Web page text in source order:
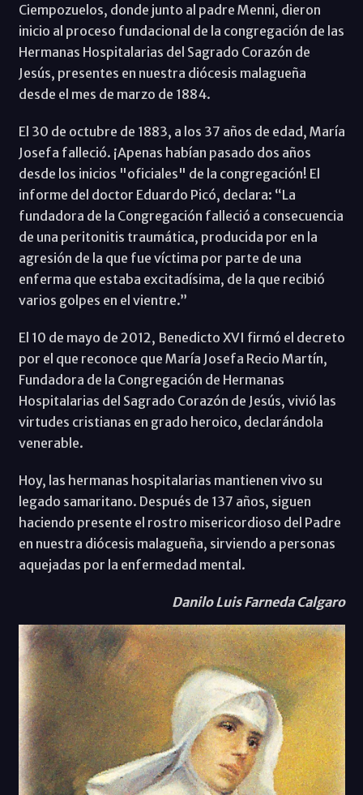
Ciempozuelos, donde junto al padre Menni, dieron
inicio al proceso fundacional de la congregación de las
Hermanas Hospitalarias del Sagrado Corazón de
Jesús, presentes en nuestra diócesis malagueña
desde el mes de marzo de 1884.
El 30 de octubre de 1883, a los 37 años de edad, María
Josefa falleció. ¡Apenas habían pasado dos años
desde los inicios "oficiales" de la congregación! El
informe del doctor Eduardo Picó, declara: “La
fundadora de la Congregación falleció a consecuencia
de una peritonitis traumática, producida por en la
agresión de la que fue víctima por parte de una
enferma que estaba excitadísima, de la que recibió
varios golpes en el vientre.”
El 10 de mayo de 2012, Benedicto XVI firmó el decreto
por el que reconoce que María Josefa Recio Martín,
Fundadora de la Congregación de Hermanas
Hospitalarias del Sagrado Corazón de Jesús, vivió las
virtudes cristianas en grado heroico, declarándola
venerable.
Hoy, las hermanas hospitalarias mantienen vivo su
legado samaritano. Después de 137 años, siguen
haciendo presente el rostro misericordioso del Padre
en nuestra diócesis malagueña, sirviendo a personas
aquejadas por la enfermedad mental.
Danilo Luis Farneda Calgaro